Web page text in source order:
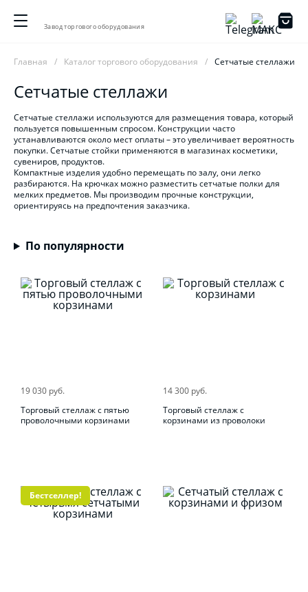
Завод торгового оборудования
Главная Каталог торгового оборудования Сетчатые стеллажи
Сетчатые стеллажи
Сетчатые стеллажи используются для размещения товара, который
пользуется повышенным спросом. Конструкции часто
устанавливаются около мест оплаты – это увеличивает вероятность
покупки. Сетчатые стойки применяются в магазинах косметики,
сувениров, продуктов.
Компактные изделия удобно перемещать по залу, они легко
разбираются. На крючках можно разместить сетчатые полки для
мелких предметов. Мы производим прочные конструкции,
ориентируясь на предпочтения заказчика.
По популярности
19 030 руб.
Торговый стеллаж с пятью
проволочными корзинами
14 300 руб.
Торговый стеллаж с
корзинами из проволоки
Бестселлер!